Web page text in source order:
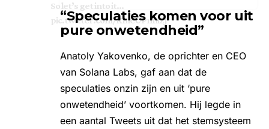
So let’s get into it…
pic.twitter.com/KmeUPnnlZJ
“Speculaties komen voor uit
pure onwetendheid”
Anatoly Yakovenko, de oprichter en CEO
van Solana Labs, gaf aan dat de
speculaties onzin zijn en uit ‘pure
onwetendheid’ voortkomen. Hij legde in
een aantal Tweets uit dat het stemsysteem